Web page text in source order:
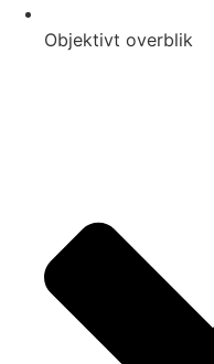
Objektivt overblik